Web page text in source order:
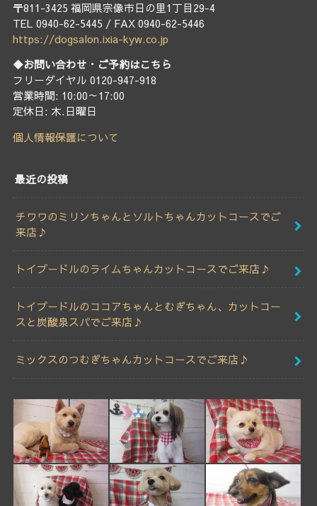
〒811-3425 福岡県宗像市日の里1丁目29-4
TEL 0940-62-5445 / FAX 0940-62-5446
https://dogsalon.ixia-kyw.co.jp
◆お問い合わせ・ご予約はこちら
フリーダイヤル 0120-947-918
営業時間: 10:00～17:00
定休日: 木.日曜日
個人情報保護について
最近の投稿
チワワのミリンちゃんとソルトちゃんカットコースでご
来店♪
トイプードルのライムちゃんカットコースでご来店♪
トイプードルのココアちゃんとむぎちゃん、カットコー
スと炭酸泉スパでご来店♪
ミックスのつむぎちゃんカットコースでご来店♪